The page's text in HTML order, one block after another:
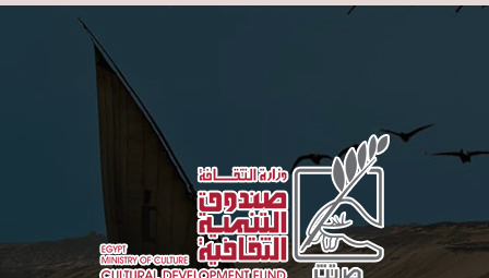
Skip to main content